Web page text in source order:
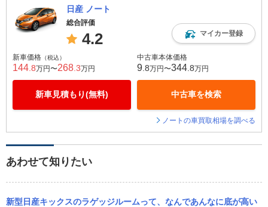
日産 ノート
総合評価
4.2 マイカー登録
新車価格 （税込）
144 .8万円〜268 .3万円
新車見積もり(無料)
中古車本体価格
9 .8万円〜344 .8万円
中古車を検索
ノートの車買取相場を調べる
あわせて知りたい
新型日産キックスのラゲッジルームって、なんであんなに底が高い